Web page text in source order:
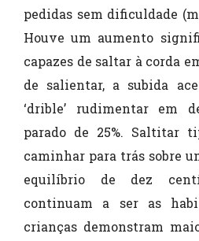
pedidas sem dificuldade
Houve um aumento
capazes de saltar à corda
de salientar, a subida
‘drible’ rudimentar em
parado de 25%. Saltitar
caminhar para trás sobre
equilíbrio de dez
continuam a ser as
crianças demonstram